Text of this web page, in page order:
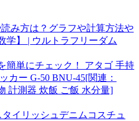
み方は？グラフや計算方法や
学】 | ウルトラフリーダム
簡単にチェック！ アタゴ 手持
カー G-50 BNU-45[関連：
計測器 炊飯 ご飯 水分量]
タイリッシュデニムコスチュ